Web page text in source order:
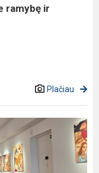
ramybę ir
Plačiau